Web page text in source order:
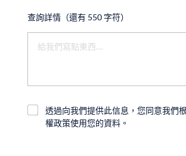
查詢詳情（還有 550 字符）
透過向我們提供此信息，您同意我們
權政策使用您的資料。